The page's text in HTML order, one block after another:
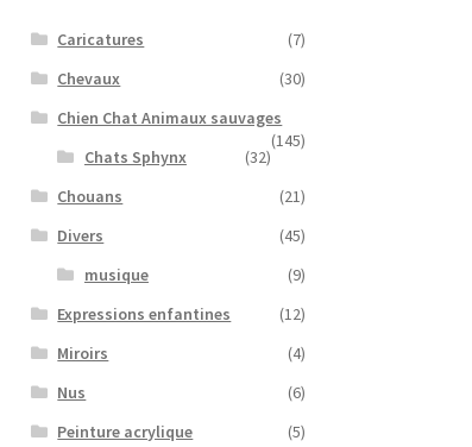
Caricatures
(7)
Chevaux
(30)
Chien Chat Animaux sauvages
(145)
Chats Sphynx
(32)
Chouans
(21)
Divers
(45)
musique
(9)
Expressions enfantines
(12)
Miroirs
(4)
Nus
(6)
Peinture acrylique
(5)